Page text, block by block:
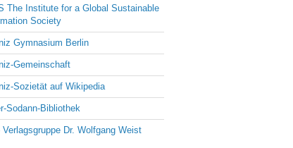
The Institute for a Global Sustainable
Society
Gymnasium Berlin
Gemeinschaft
Sozietät auf Wikipedia
Sodann-Bibliothek
Verlagsgruppe Dr. Wolfgang Weist